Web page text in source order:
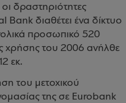
δραστηριότητες
Bank διαθέτει ένα δίκτυο
προσωπικό 520
χρήσης του 2006 ανήλθε
εκ.
του μετοχικού
της σε Eurobank